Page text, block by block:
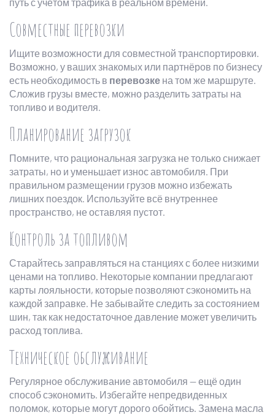
путь с учётом трафика в реальном времени.
Совместные перевозки
Ищите возможности для совместной транспортировки.
Возможно, у ваших знакомых или партнёров по бизнесу
есть необходимость в перевозке на том же маршруте.
Сложив грузы вместе, можно разделить затраты на
топливо и водителя.
Планирование загрузок
Помните, что рациональная загрузка не только снижает
затраты, но и уменьшает износ автомобиля. При
правильном размещении грузов можно избежать
лишних поездок. Используйте всё внутреннее
пространство, не оставляя пустот.
Контроль за топливом
Старайтесь заправляться на станциях с более низкими
ценами на топливо. Некоторые компании предлагают
карты лояльности, которые позволяют сэкономить на
каждой заправке. Не забывайте следить за состоянием
шин, так как недостаточное давление может увеличить
расход топлива.
Техническое обслуживание
Регулярное обслуживание автомобиля — ещё один
способ сэкономить. Избегайте непредвиденных
поломок, которые могут дорого обойтись. Замена масла